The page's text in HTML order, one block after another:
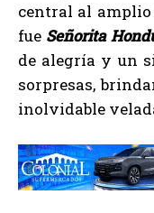
central al amplio
fue Señorita
de alegría y un
sorpresas,
inolvidable